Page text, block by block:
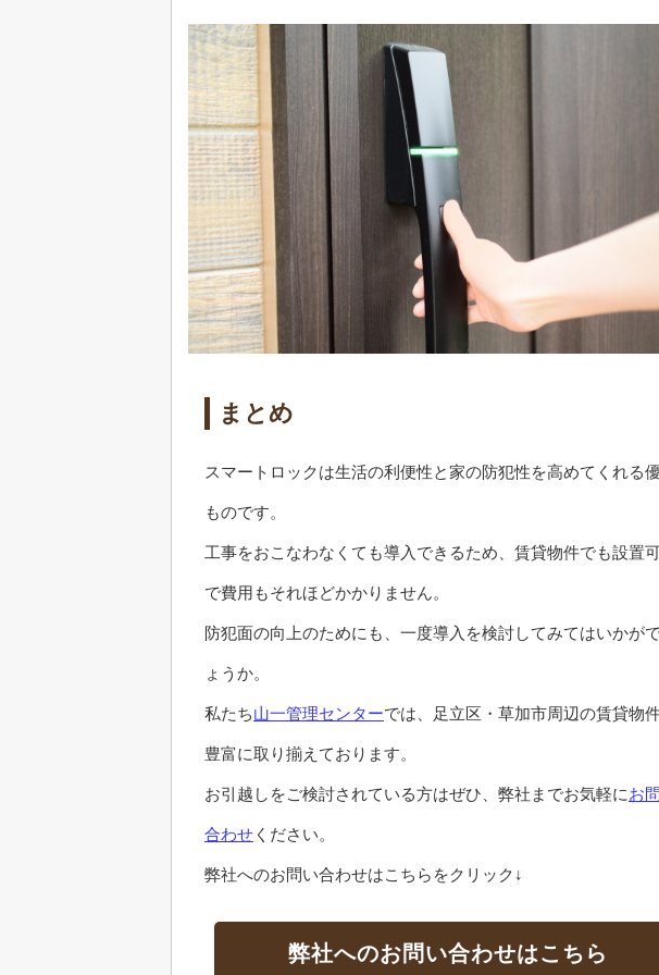
まとめ
スマートロックは生活の利便性と家の防犯性を高めてくれる
ものです。
工事をおこなわなくても導入できるため、賃貸物件でも設置
で費用もそれほどかかりません。
防犯面の向上のためにも、一度導入を検討してみてはいかが
ょうか。
私たち山一管理センターでは、足立区・草加市周辺の賃貸物
豊富に取り揃えております。
お引越しをご検討されている方はぜひ、弊社までお気軽にお
合わせ ください。
弊社へのお問い合わせはこちらをクリック↓
弊社へのお問い合わせはこちら